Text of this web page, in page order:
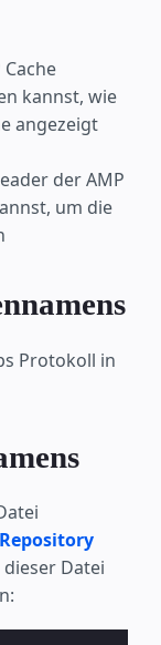
kannst, wie
angezeigt
der AMP
um die
Protokoll in
Datei